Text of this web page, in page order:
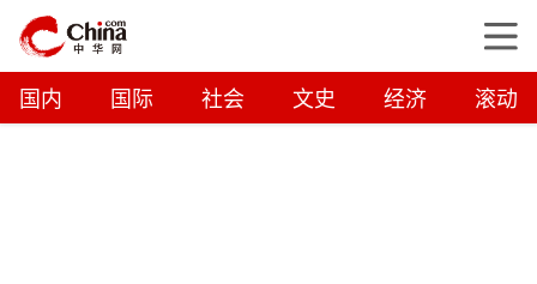
国内 国际 社会 文史 经济 滚动